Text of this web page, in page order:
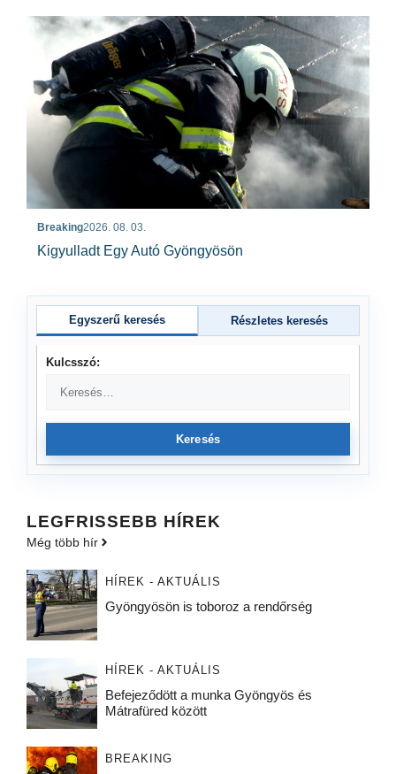
Breaking2026. 08. 03.
Kigyulladt Egy Autó Gyöngyösön
Egyszerű keresés Részletes keresés
Kulcsszó:
Keresés
LEGFRISSEBB HÍREK
Még több hír
HÍREK - AKTUÁLIS
Gyöngyösön is toboroz a rendőrség
HÍREK - AKTUÁLIS
Befejeződött a munka Gyöngyös és
Mátrafüred között
BREAKING